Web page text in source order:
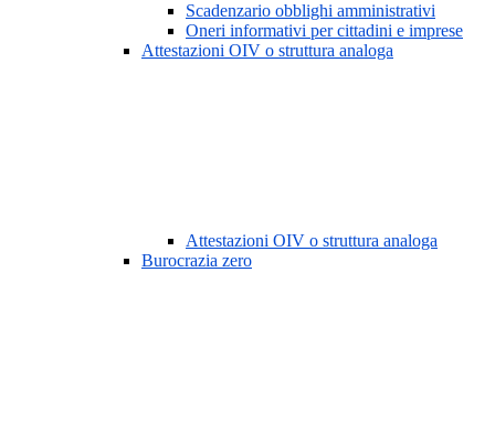
Scadenzario obblighi amministrativi
Oneri informativi per cittadini e imprese
Attestazioni OIV o struttura analoga
Attestazioni OIV o struttura analoga
Burocrazia zero